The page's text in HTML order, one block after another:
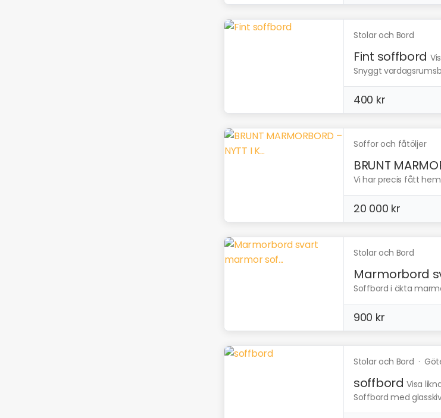
Stolar och Bord
Fint soffbord
Snyggt
400 kr
Soffor och fåtöljer
BRUNT
Vi har precis fått
20 000 kr
Stolar och Bord
Marmorbord
Soffbord i äkta
900 kr
Stolar och Bord ·
soffbord Visa
Soffbord med